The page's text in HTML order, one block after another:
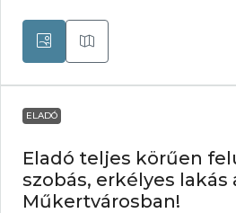
ELADÓ
Eladó teljes körűen
szobás, erkélyes lakás
Műkertvárosban!